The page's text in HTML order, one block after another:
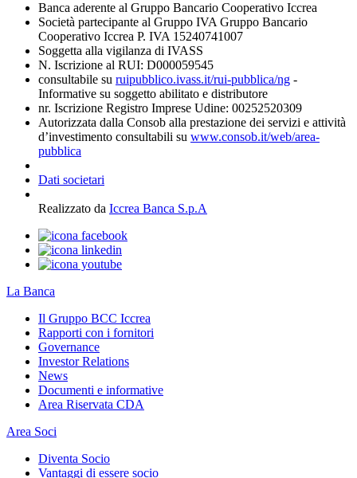
Banca aderente al Gruppo Bancario Cooperativo Iccrea
Società partecipante al Gruppo IVA Gruppo Bancario
Cooperativo Iccrea P. IVA 15240741007
Soggetta alla vigilanza di IVASS
N. Iscrizione al RUI: D000059545
consultabile su ruipubblico.ivass.it/rui-pubblica/ng -
Informative su soggetto abilitato e distributore
nr. Iscrizione Registro Imprese Udine: 00252520309
Autorizzata dalla Consob alla prestazione dei servizi e attività
d’investimento consultabili su www.consob.it/web/area-
pubblica
Dati societari
Realizzato da Iccrea Banca S.p.A
La Banca
Il Gruppo BCC Iccrea
Rapporti con i fornitori
Governance
Investor Relations
News
Documenti e informative
Area Riservata CDA
Area Soci
Diventa Socio
Vantaggi di essere socio